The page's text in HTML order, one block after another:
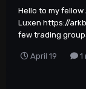
Hello to my
Luxen https://
few trading
April 19 1